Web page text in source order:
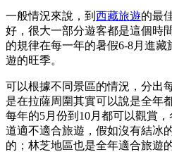
一般情況來說，到 西藏旅遊的最
好，很大一部分遊客都是這個時
的規律在每一年的暑假6-8月進
遊的旺季。
可以根據不同景區的情況，分出
是在拉薩周圍其實可以說是全年
每年的5月份到10月都可以觀賞
道適不適合旅遊，假如沒有結冰
的；林芝地區也是全年適合旅遊